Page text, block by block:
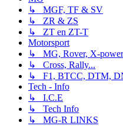
↳ MGF, TF & SV
↳ ZR & ZS
↳ ZT en ZT-T
Motorsport
↳ MG, Rover, X-
↳ Cross, Rally...
↳ F1, BTCC, DTM,
Tech - Info
↳ I.C.E
↳ Tech Info
↳ MG-R LINKS